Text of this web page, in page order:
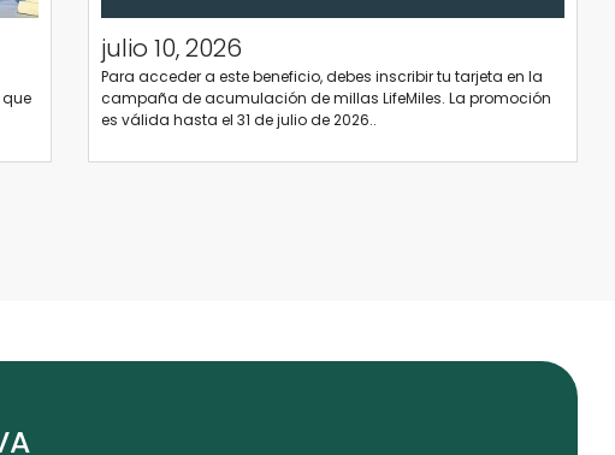
julio 10, 2026
Para acceder a este beneficio, debes inscribir tu tarjeta en la
campaña de acumulación de millas LifeMiles. La promoción
es válida hasta el 31 de julio de 2026..